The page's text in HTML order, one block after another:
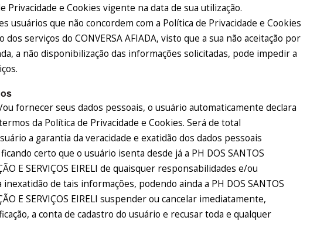
Privacidade e Cookies vigente na data de sua utilização.
usuários que não concordem com a Política de Privacidade e Cookies
dos serviços do CONVERSA AFIADA, visto que a sua não aceitação por
a não disponibilização das informações solicitadas, pode impedir a
fornecer seus dados pessoais, o usuário automaticamente declara
da Política de Privacidade e Cookies. Será de total
a garantia da veracidade e exatidão dos dados pessoais
certo que o usuário isenta desde já a PH DOS SANTOS
E SERVIÇOS EIRELI de quaisquer responsabilidades e/ou
de tais informações, podendo ainda a PH DOS SANTOS
E SERVIÇOS EIRELI suspender ou cancelar imediatamente,
a conta de cadastro do usuário e recusar toda e qualquer